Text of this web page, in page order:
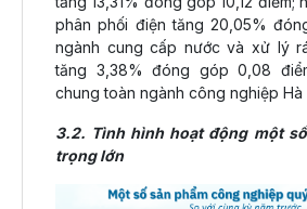
phân phối điện tăng 20,05%
ngành cung cấp nước và xử lý
tăng 3,38% đóng góp 0,08
chung toàn ngành công nghiệp Hà
3.2. Tình hình hoạt động một
trọng lớn